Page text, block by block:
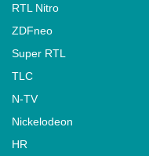
RTL Nitro
ZDFneo
Super RTL
TLC
N-TV
Nickelodeon
HR